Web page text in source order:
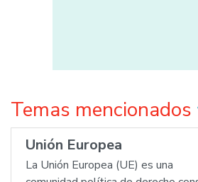
Temas mencionados
Unión Europea
La Unión Europea (UE) es una